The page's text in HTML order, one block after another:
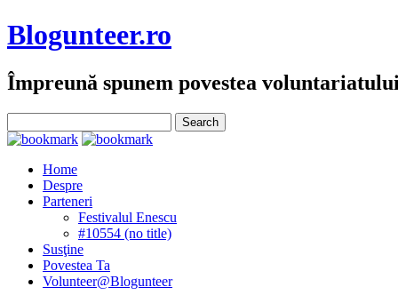
Blogunteer.ro
Împreună spunem povestea
Home
Despre
Parteneri
Festivalul Enescu
#10554 (no title)
Susţine
Povestea Ta
Volunteer@Blogunteer